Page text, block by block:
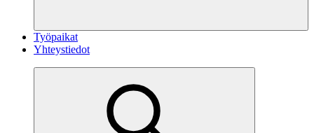
Työpaikat
Yhteystiedot